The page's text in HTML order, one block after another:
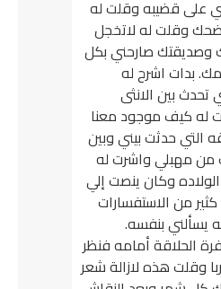
على قضيبه وقلت له
وقلت له لاتخجل
وصديقتك صارحني بكل
بدات اشرح له
تحدث بين الانثى
له كيف موجود معنا
التي حدثت بيني وبين
من مهبلي واشرت له
وكان ينصت إلي
من الاستفسارات
يسألني بنفسه.
الحلاقة أمامه فنظر
وقلت هذه لازالة شعر